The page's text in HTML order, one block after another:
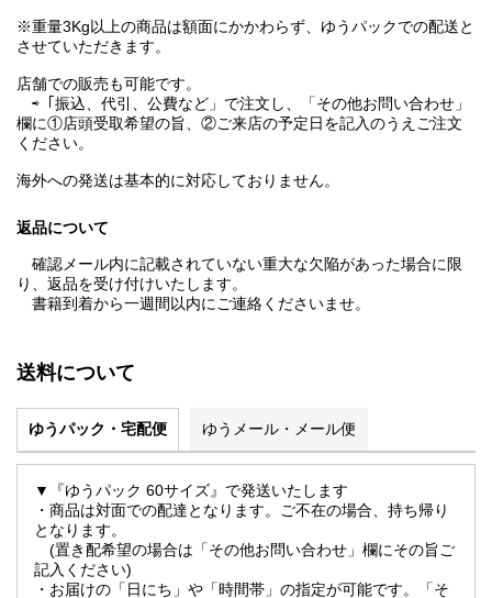
※重量3Kg以上の商品は額面にかかわらず、ゆうパックでの配送と
させていただきます。
店舗での販売も可能です。
⇨「振込、代引、公費など」で注文し、「その他お問い合わせ」
欄に①店頭受取希望の旨、②ご来店の予定日を記入のうえご注文
ください。
海外への発送は基本的に対応しておりません。
返品について
確認メール内に記載されていない重大な欠陥があった場合に限
り、返品を受け付けいたします。
書籍到着から一週間以内にご連絡くださいませ。
送料について
ゆうパック・宅配便 ゆうメール・メール便
▼『ゆうパック 60サイズ』で発送いたします
・商品は対面での配達となります。ご不在の場合、持ち帰り
となります。
(置き配希望の場合は「その他お問い合わせ」欄にその旨ご
記入ください)
・お届けの「日にち」や「時間帯」の指定が可能です。「そ